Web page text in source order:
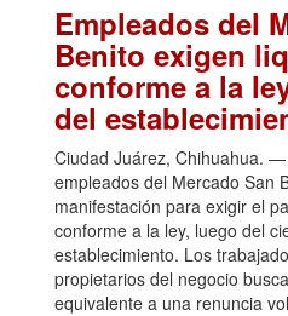
Empleados del
Benito exigen
conforme a la
del
Ciudad Juárez, Chihuahua.
empleados del Mercado San
manifestación para exigir el
conforme a la ley, luego del
establecimiento. Los
propietarios del negocio
equivalente a una renuncia